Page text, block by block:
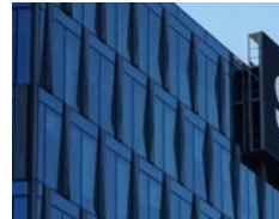
açıkladı. Satışın iptali akaryakıt
uyandırdı.